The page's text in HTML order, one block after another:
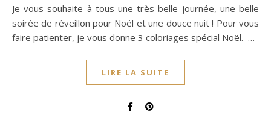
Je vous souhaite à tous une très belle journée, une belle
soirée de réveillon pour Noël et une douce nuit ! Pour vous
faire patienter, je vous donne 3 coloriages spécial Noël. …
LIRE LA SUITE